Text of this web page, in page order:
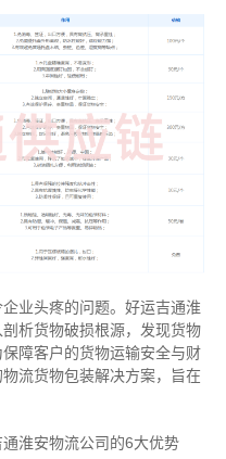
业头疼的问题。好运吉通淮
析货物破损根源，发现货物
障客户的货物运输安全与财
流货物包装解决方案，旨在
淮安物流公司的6大优势